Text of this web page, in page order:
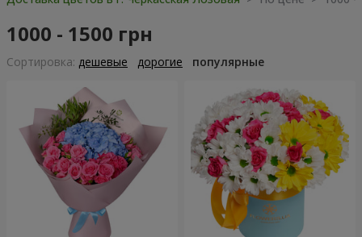
1000 - 1500 грн
Cортировка: дешевые дорогие популярные